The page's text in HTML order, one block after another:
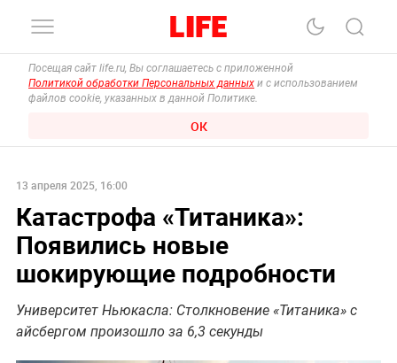
Посещая сайт life.ru, Вы соглашаетесь с приложенной
Политикой обработки Персональных данных и с использованием
файлов cookie, указанных в данной Политике.
ОК
13 апреля 2025, 16:00
Катастрофа «Титаника»:
Появились новые
шокирующие подробности
Университет Ньюкасла: Столкновение «Титаника» с
айсбергом произошло за 6,3 секунды